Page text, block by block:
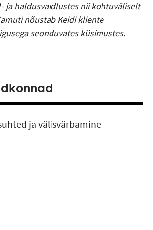
ja haldusvaidlustes nii kohtuväliselt
nõustab Keidi kliente
seonduvates küsimustes.
ja välisvärbamine